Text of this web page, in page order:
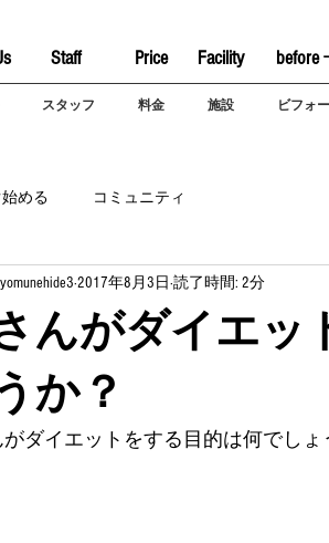
Staff Price Facility before
スタッフ 料金 施設 ビフォ
める コミュニティ
んがダイエッ
か？
2017年8月3日 読了時間: 2分
がダイエットをする目的は何でしょ